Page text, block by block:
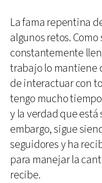
La fama repentina
algunos retos.
constantemente
trabajo lo mantiene
de interactuar con
tengo mucho
y la verdad que
embargo, sigue
seguidores y ha
para manejar la
recibe.